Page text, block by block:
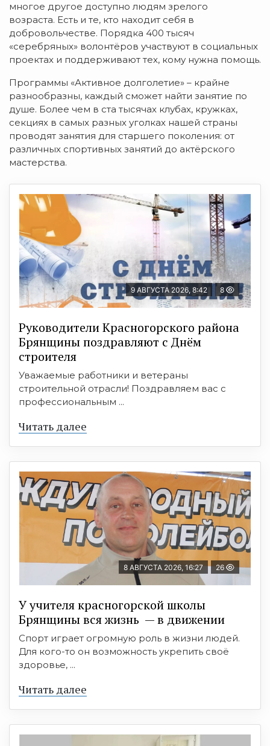
многое другое доступно людям зрелого
возраста. Есть и те, кто находит себя в
добровольчестве. Порядка 400 тысяч
«серебряных» волонтёров участвуют в социальных
проектах и поддерживают тех, кому нужна помощь.
Программы «Активное долголетие» – крайне
разнообразны, каждый сможет найти занятие по
душе. Более чем в ста тысячах клубах, кружках,
секциях в самых разных уголках нашей страны
проводят занятия для старшего поколения: от
различных спортивных занятий до актёрского
мастерства.
9 АВГУСТА 2026, 8:42 8
Руководители Красногорского района
Брянщины поздравляют с Днём
строителя
Уважаемые работники и ветераны
строительной отрасли! Поздравляем вас с
профессиональным ...
Читать далее
8 АВГУСТА 2026, 16:27 26
У учителя красногорской школы
Брянщины вся жизнь — в движении
Спорт играет огромную роль в жизни людей.
Для кого-то он возможность укрепить своё
здоровье, ...
Читать далее